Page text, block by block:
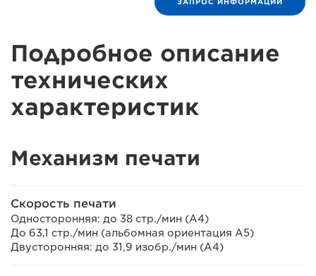
Подробное описание
технических
характеристик
Механизм печати
Скорость печати
Односторонняя: до 38 стр./мин (A4)
До 63,1 стр./мин (альбомная ориентация A5)
Двусторонняя: до 31,9 изобр./мин (A4)